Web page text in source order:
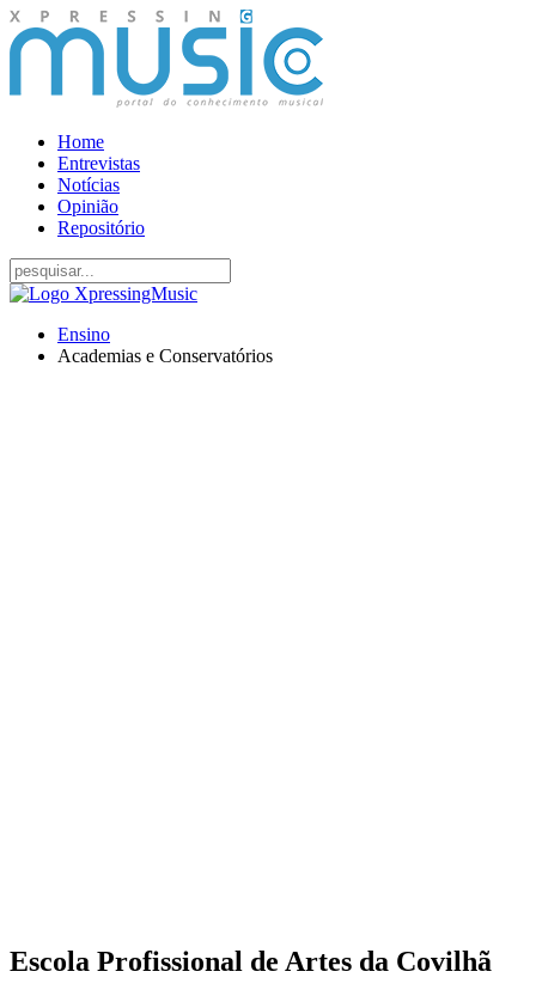
Home
Entrevistas
Notícias
Opinião
Repositório
Ensino
Academias e Conservatórios
Escola Profissional de Artes da Covilhã